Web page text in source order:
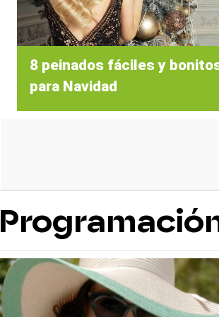
8 peinados fáciles y
para Navidad